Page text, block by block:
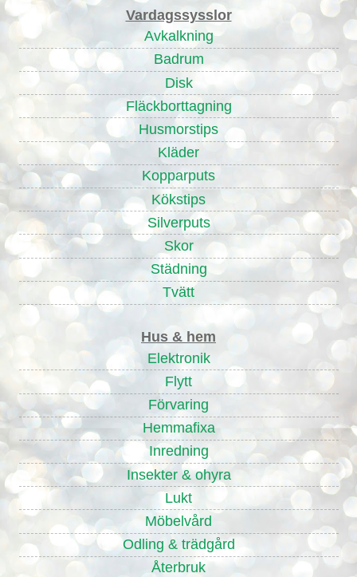
Vardagssysslor
Avkalkning
Badrum
Disk
Fläckborttagning
Husmorstips
Kläder
Kopparputs
Kökstips
Silverputs
Skor
Städning
Tvätt
Hus & hem
Elektronik
Flytt
Förvaring
Hemmafixa
Inredning
Insekter & ohyra
Lukt
Möbelvård
Odling & trädgård
Återbruk